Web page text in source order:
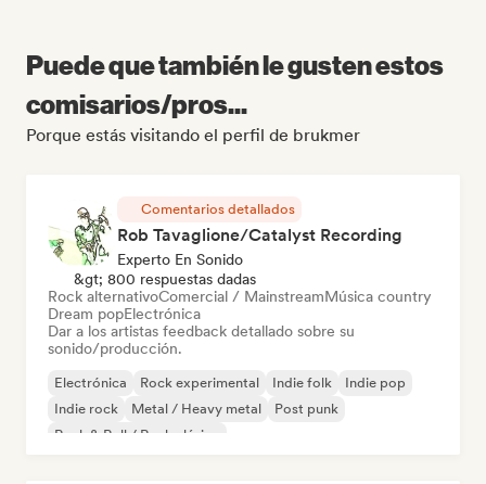
Puede que también le gusten estos
comisarios/pros...
Porque estás visitando el perfil de brukmer
Comentarios detallados
Rob Tavaglione/Catalyst Recording
Experto En Sonido
&gt; 800 respuestas dadas
Rock alternativoComercial / MainstreamMúsica country
Dream popElectrónica
Dar a los artistas feedback detallado sobre su
sonido/producción.
Electrónica Rock experimental Indie folk
Indie pop
Indie rock
Metal / Heavy metal
Post punk
Rock & Roll / Rock clásico